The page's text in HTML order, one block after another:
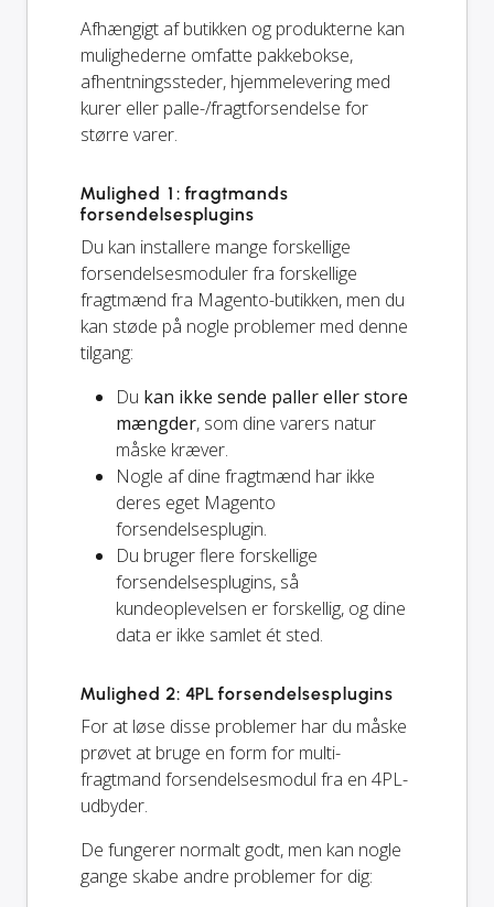
Afhængigt af butikken og produkterne kan
mulighederne omfatte pakkebokse,
afhentningssteder, hjemmelevering med
kurer eller palle-/fragtforsendelse for
større varer.
Mulighed 1: fragtmands
forsendelsesplugins
Du kan installere mange forskellige
forsendelsesmoduler fra forskellige
fragtmænd fra Magento-butikken, men du
kan støde på nogle problemer med denne
tilgang:
Du kan ikke sende paller eller store
mængder, som dine varers natur
måske kræver.
Nogle af dine fragtmænd har ikke
deres eget Magento
forsendelsesplugin.
Du bruger flere forskellige
forsendelsesplugins, så
kundeoplevelsen er forskellig, og dine
data er ikke samlet ét sted.
Mulighed 2: 4PL forsendelsesplugins
For at løse disse problemer har du måske
prøvet at bruge en form for multi-
fragtmand forsendelsesmodul fra en 4PL-
udbyder.
De fungerer normalt godt, men kan nogle
gange skabe andre problemer for dig: